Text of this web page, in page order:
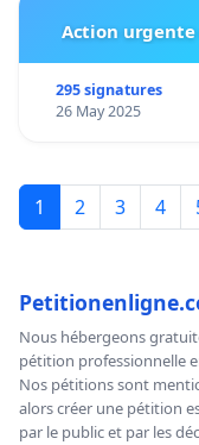
Action
295 signatures
26 May 2025
1 2 3 4
Nous hébergeons
pétition professionnelle
Nos pétitions sont
alors créer une pétition
par le public et par les